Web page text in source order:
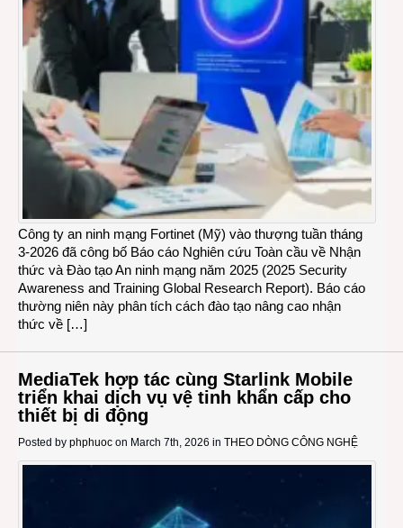
Công ty an ninh mạng Fortinet (Mỹ) vào thượng tuần tháng
3-2026 đã công bố Báo cáo Nghiên cứu Toàn cầu về Nhận
thức và Đào tạo An ninh mạng năm 2025 (2025 Security
Awareness and Training Global Research Report). Báo cáo
thường niên này phân tích cách đào tạo nâng cao nhận
thức về […]
MediaTek hợp tác cùng Starlink Mobile
triển khai dịch vụ vệ tinh khẩn cấp cho
thiết bị di động
Posted by phphuoc on March 7th, 2026 in THEO DÒNG CÔNG NGHỆ